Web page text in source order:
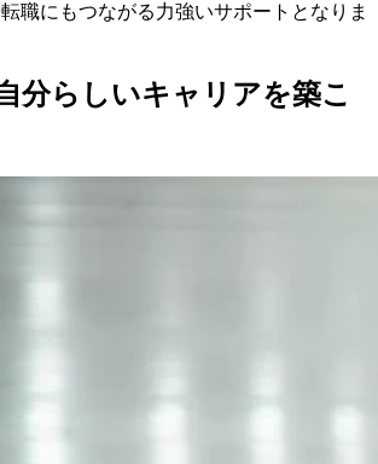
職にもつながる力強いサポートとなりま
分らしいキャリアを築こ